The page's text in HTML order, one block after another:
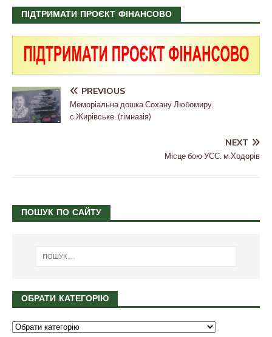
ПІДТРИМАТИ ПРОЄКТ ФІНАНСОВО
PREVIOUS
Меморіальна дошка Сохану Любомиру.
с.Жирівське. (гімназія)
NEXT
Місце бою УСС. м.Ходорів
ПОШУК ПО САЙТУ
ОБРАТИ КАТЕГОРІЮ